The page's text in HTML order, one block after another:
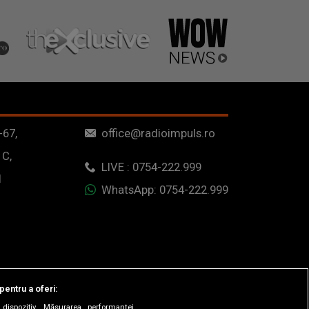
office@radioimpuls.ro
LIVE : 0754-222.999
WhatsApp: 0754-222.999
a oferi: